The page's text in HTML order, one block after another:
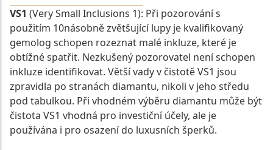
VS1 (Very Small Inclusions 1): Při pozorování s
použitím 10násobně zvětšující lupy je kvalifikovaný
gemolog schopen rozeznat malé inkluze, které je
obtížné spatřit. Nezkušený pozorovatel není schopen
inkluze identifikovat. Větší vady v čistotě VS1 jsou
zpravidla po stranách diamantu, nikoli v jeho středu
pod tabulkou. Při vhodném výběru diamantu může být
čistota VS1 vhodná pro investiční účely, ale je
používána i pro osazení do luxusních šperků.